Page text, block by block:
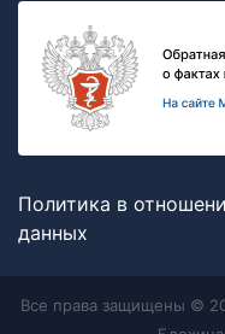
Политика в
данных
Все права защищены ©